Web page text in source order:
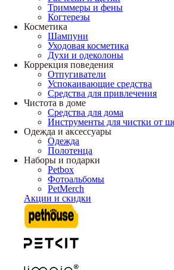
Триммеры и фены
Когтерезы
Косметика
Шампуни
Уходовая косметика
Духи и одеколоны
Коррекция поведения
Отпугиватели
Успокаивающие средства
Средства для привлечения
Чистота в доме
Средства для дома
Инструменты для чистки от
Одежда и аксессуары
Одежда
Полотенца
Наборы и подарки
Petbox
Фотоальбомы
PetMerch
Акции и скидки